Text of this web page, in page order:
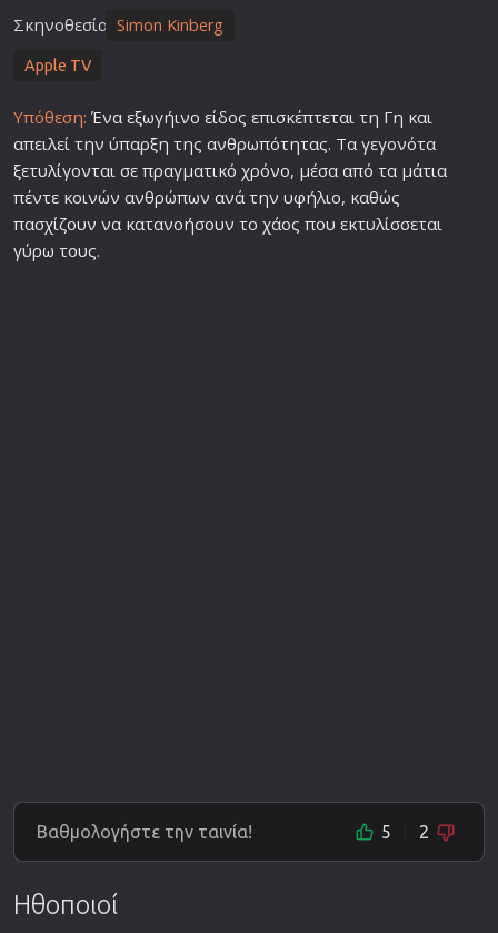
Σκηνοθεσία Simon Kinberg
Apple TV
Υπόθεση: Ένα εξωγήινο είδος επισκέπτεται τη Γη και
απειλεί την ύπαρξη της ανθρωπότητας. Τα γεγονότα
ξετυλίγονται σε πραγματικό χρόνο, μέσα από τα μάτια
πέντε κοινών ανθρώπων ανά την υφήλιο, καθώς
πασχίζουν να κατανοήσουν το χάος που εκτυλίσσεται
γύρω τους.
Βαθμολογήστε την ταινία! 5 2
Ηθοποιοί